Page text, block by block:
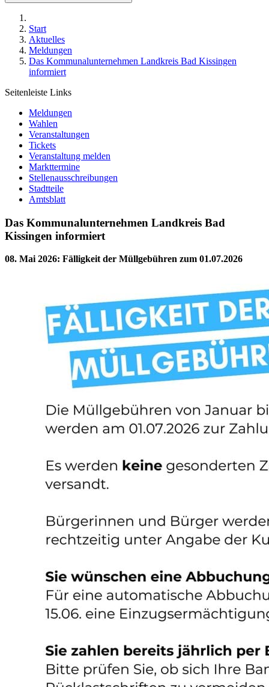
Start
Aktuelles
Meldungen
Das Kommunalunternehmen Landkreis Bad Kissingen
informiert
Seitenleiste Links
Meldungen
Wahlen
Veranstaltungen
Tickets
Veranstaltung melden
Markttermine
Stellenausschreibungen
Stadtteile
Amtsblatt
Das Kommunalunternehmen Landkreis Bad
Kissingen informiert
08. Mai 2026: Fälligkeit der Müllgebühren zum 01.07.2026